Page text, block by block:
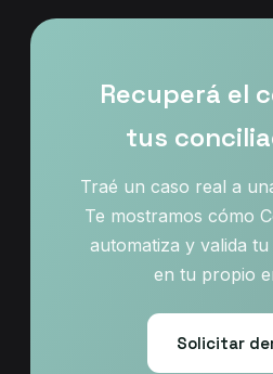
Recuperá el
tus
Traé un caso real a
Te mostramos cómo
automatiza y valida
en tu propio
Solicitar